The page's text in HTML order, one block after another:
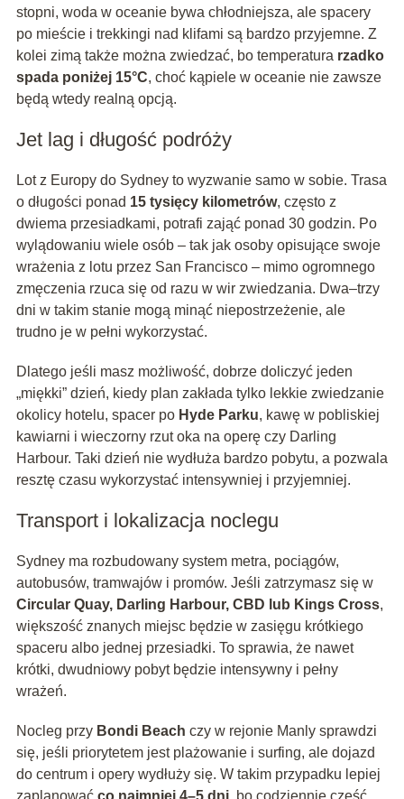
stopni, woda w oceanie bywa chłodniejsza, ale spacery
po mieście i trekkingi nad klifami są bardzo przyjemne. Z
kolei zimą także można zwiedzać, bo temperatura rzadko
spada poniżej 15°C, choć kąpiele w oceanie nie zawsze
będą wtedy realną opcją.
Jet lag i długość podróży
Lot z Europy do Sydney to wyzwanie samo w sobie. Trasa
o długości ponad 15 tysięcy kilometrów, często z
dwiema przesiadkami, potrafi zająć ponad 30 godzin. Po
wylądowaniu wiele osób – tak jak osoby opisujące swoje
wrażenia z lotu przez San Francisco – mimo ogromnego
zmęczenia rzuca się od razu w wir zwiedzania. Dwa–trzy
dni w takim stanie mogą minąć niepostrzeżenie, ale
trudno je w pełni wykorzystać.
Dlatego jeśli masz możliwość, dobrze doliczyć jeden
„miękki” dzień, kiedy plan zakłada tylko lekkie zwiedzanie
okolicy hotelu, spacer po Hyde Parku, kawę w pobliskiej
kawiarni i wieczorny rzut oka na operę czy Darling
Harbour. Taki dzień nie wydłuża bardzo pobytu, a pozwala
resztę czasu wykorzystać intensywniej i przyjemniej.
Transport i lokalizacja noclegu
Sydney ma rozbudowany system metra, pociągów,
autobusów, tramwajów i promów. Jeśli zatrzymasz się w
Circular Quay, Darling Harbour, CBD lub Kings Cross,
większość znanych miejsc będzie w zasięgu krótkiego
spaceru albo jednej przesiadki. To sprawia, że nawet
krótki, dwudniowy pobyt będzie intensywny i pełny
wrażeń.
Nocleg przy Bondi Beach czy w rejonie Manly sprawdzi
się, jeśli priorytetem jest plażowanie i surfing, ale dojazd
do centrum i opery wydłuży się. W takim przypadku lepiej
zaplanować co najmniej 4–5 dni, bo codziennie część